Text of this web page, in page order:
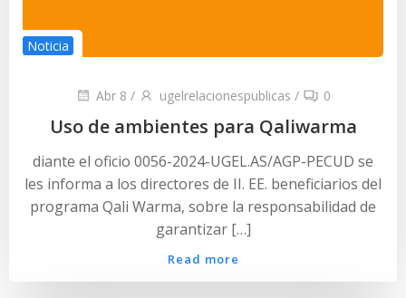
Noticia
Abr 8 / ugelrelacionespublicas / 0
Uso de ambientes para Qaliwarma
diante el oficio 0056-2024-UGEL.AS/AGP-PECUD se
les informa a los directores de II. EE. beneficiarios del
programa Qali Warma, sobre la responsabilidad de
garantizar […]
Read more